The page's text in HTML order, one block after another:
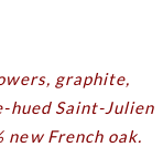
graphite,
hued Saint-Julien
French oak.